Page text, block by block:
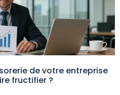
de votre entreprise
fructifier ?